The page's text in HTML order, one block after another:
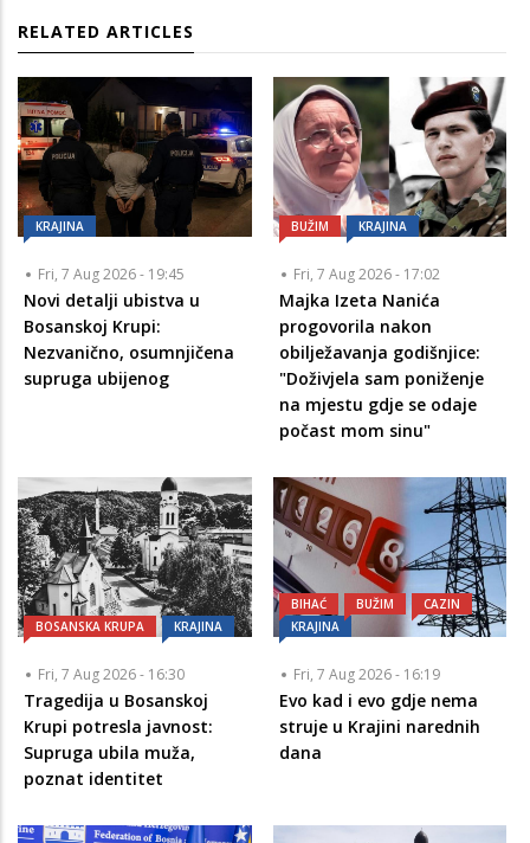
RELATED ARTICLES
KRAJINA
Fri, 7 Aug 2026 - 19:45
Novi detalji ubistva u
Bosanskoj Krupi:
Nezvanično, osumnjičena
supruga ubijenog
BUŽIM KRAJINA
Fri, 7 Aug 2026 - 17:02
Majka Izeta Nanića
progovorila nakon
obilježavanja godišnjice:
"Doživjela sam poniženje
na mjestu gdje se odaje
počast mom sinu"
BOSANSKA KRUPA KRAJINA
Fri, 7 Aug 2026 - 16:30
Tragedija u Bosanskoj
Krupi potresla javnost:
Supruga ubila muža,
poznat identitet
BIHAĆ BUŽIM
CAZIN
KRAJINA
Fri, 7 Aug 2026 - 16:19
Evo kad i evo gdje nema
struje u Krajini narednih
dana